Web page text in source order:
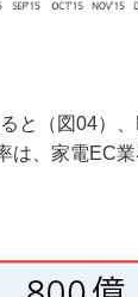
と（図04）
は、家電EC